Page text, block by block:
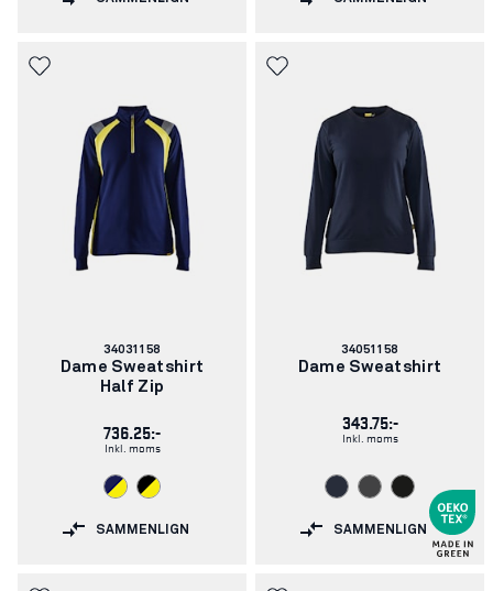
Varenummer:
34031158
Dame Sweatshirt
Half Zip
736.25:-
Inkl. moms
SAMMENLIGN
Varenummer:
34051158
Dame Sweatshirt
343.75:-
Inkl. moms
SAMMENLIGN